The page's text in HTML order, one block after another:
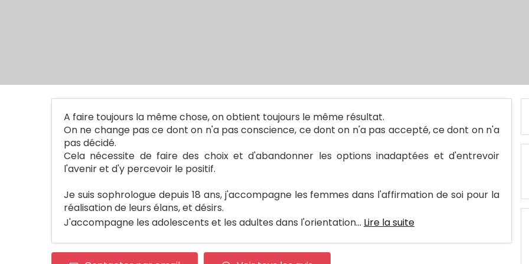
A faire toujours la même chose, on obtient toujours le même résultat.
On ne change pas ce dont on n'a pas conscience, ce dont on n'a pas accepté, ce dont on n'a
pas décidé.
Cela nécessite de faire des choix et d'abandonner les options inadaptées et d'entrevoir
l'avenir et d'y percevoir le positif.
Je suis sophrologue depuis 18 ans, j'accompagne les femmes dans l'affirmation de soi pour la
réalisation de leurs élans, et désirs.
J'accompagne les adolescents et les adultes dans l'orientation... Lire la suite